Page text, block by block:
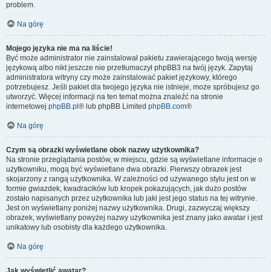
problem.
Na górę
Mojego języka nie ma na liście!
Być może administrator nie zainstalował pakietu zawierającego twoją wersję
językową albo nikt jeszcze nie przetłumaczył phpBB3 na twój język. Zapytaj
administratora witryny czy może zainstalować pakiet językowy, którego
potrzebujesz. Jeśli pakiet dla twojego języka nie istnieje, może spróbujesz go
utworzyć. Więcej informacji na ten temat można znaleźć na stronie
internetowej phpBB.pl ® lub phpBB Limited phpBB.com®
Na górę
Czym są obrazki wyświetlane obok nazwy użytkownika?
Na stronie przeglądania postów, w miejscu, gdzie są wyświetlane informacje o
użytkowniku, mogą być wyświetlane dwa obrazki. Pierwszy obrazek jest
skojarzony z rangą użytkownika. W zależności od używanego stylu jest on w
formie gwiazdek, kwadracików lub kropek pokazujących, jak dużo postów
zostało napisanych przez użytkownika lub jaki jest jego status na tej witrynie.
Jest on wyświetlany poniżej nazwy użytkownika. Drugi, zazwyczaj większy
obrazek, wyświetlany powyżej nazwy użytkownika jest znany jako awatar i jest
unikatowy lub osobisty dla każdego użytkownika.
Na górę